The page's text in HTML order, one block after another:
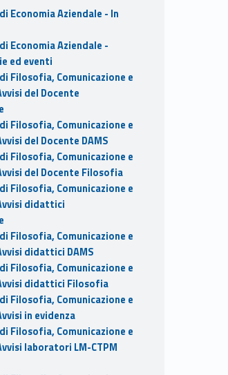
Economia Aziendale - In
Economia Aziendale -
ed eventi
Filosofia, Comunicazione e
del Docente
Filosofia, Comunicazione e
del Docente DAMS
Filosofia, Comunicazione e
del Docente Filosofia
Filosofia, Comunicazione e
didattici
Filosofia, Comunicazione e
didattici DAMS
Filosofia, Comunicazione e
didattici Filosofia
Filosofia, Comunicazione e
in evidenza
Filosofia, Comunicazione e
laboratori LM-CTPM